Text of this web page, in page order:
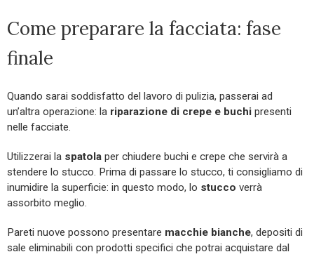
Come preparare la facciata: fase
finale
Quando sarai soddisfatto del lavoro di pulizia, passerai ad
un’altra operazione: la riparazione di crepe e buchi presenti
nelle facciate.
Utilizzerai la spatola per chiudere buchi e crepe che servirà a
stendere lo stucco. Prima di passare lo stucco, ti consigliamo di
inumidire la superficie: in questo modo, lo stucco verrà
assorbito meglio.
Pareti nuove possono presentare macchie bianche, depositi di
sale eliminabili con prodotti specifici che potrai acquistare dal